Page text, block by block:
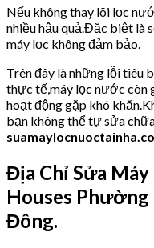
Nếu không thay lõi lọc
nhiều hậu quả.Đặc biệt là
máy lọc không đảm bảo.
Trên đây là những lỗi tiêu
thực tế,máy lọc nước còn
hoạt động gặp khó
bạn không thể tự sửa
Địa Chỉ Sửa
Houses
Đông.